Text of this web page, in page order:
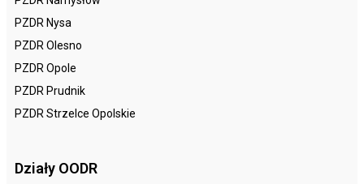
PZDR Nysa
PZDR Olesno
PZDR Opole
PZDR Prudnik
PZDR Strzelce Opolskie
Działy OODR